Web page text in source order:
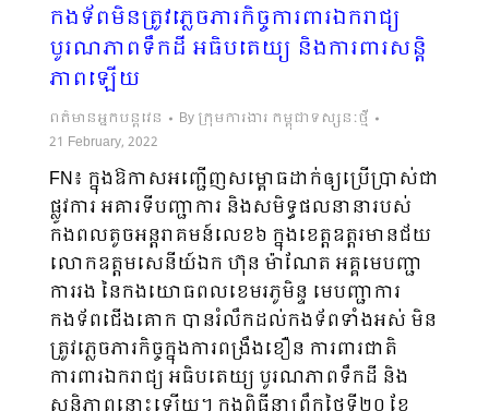
កងទ័ពមិនត្រូវភ្លេចភារកិច្ចការពារឯករាជ្យ
បូរណភាពទឹកដី អធិបតេយ្យ និងការពារសន្ដិ
ភាពឡើយ
ពត៌មានអ្នកបន្តវេន By ក្រុមការងារ កម្ពុជាទស្សនៈថ្មី
21 February, 2022
FN៖ ក្នុងឱកាសអញ្ជើញសម្ពោធដាក់ឲ្យប្រើប្រាស់ជា
ផ្លូវការ អគារទីបញ្ជាការ និងសមិទ្ធផលនានារបស់
កងពលតូចអន្ដរាគមន៍លេខ៦ ក្នុងខេត្តឧត្តរមានជ័យ
លោកឧត្តមសេនីយ៍ឯក ហ៊ុន ម៉ាណែត អគ្គមេបញ្ជា
ការរង នៃកងយោធពលខេមរភូមិន្ទ មេបញ្ជាការ
កងទ័ពជើងគោក បានរំលឹកដល់កងទ័ពទាំងអស់ មិន
ត្រូវភ្លេចភារកិច្ចក្នុងការពង្រឹងខឿន ការពារជាតិ
ការពារឯករាជ្យ អធិបតេយ្យ បូរណភាពទឹកដី និង